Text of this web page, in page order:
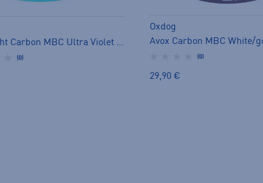
OptiLight Carbon MBC Ultra Violet - salibandylapa
(0)
Oxdog
(0)
29,90 €